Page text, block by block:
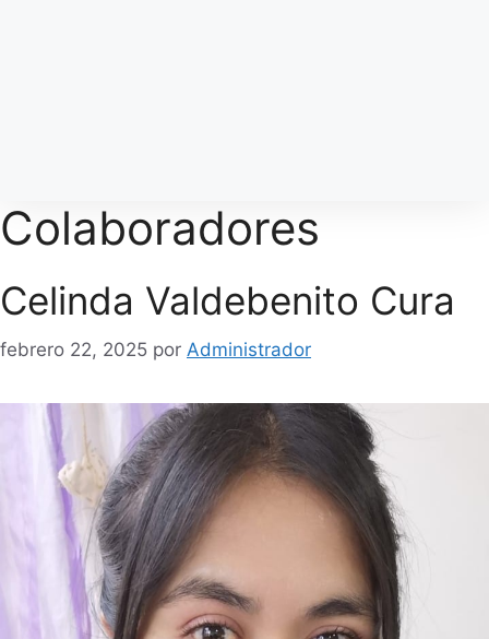
Colaboradores
Celinda Valdebenito Cura
febrero 22, 2025 por Administrador